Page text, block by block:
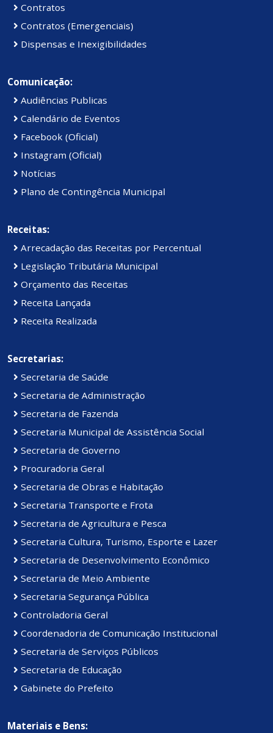
Contratos
Contratos (Emergenciais)
Dispensas e Inexigibilidades
Comunicação:
Audiências Publicas
Calendário de Eventos
Facebook (Oficial)
Instagram (Oficial)
Notícias
Plano de Contingência Municipal
Receitas:
Arrecadação das Receitas por Percentual
Legislação Tributária Municipal
Orçamento das Receitas
Receita Lançada
Receita Realizada
Secretarias:
Secretaria de Saúde
Secretaria de Administração
Secretaria de Fazenda
Secretaria Municipal de Assistência Social
Secretaria de Governo
Procuradoria Geral
Secretaria de Obras e Habitação
Secretaria Transporte e Frota
Secretaria de Agricultura e Pesca
Secretaria Cultura, Turismo, Esporte e Lazer
Secretaria de Desenvolvimento Econômico
Secretaria de Meio Ambiente
Secretaria Segurança Pública
Controladoria Geral
Coordenadoria de Comunicação Institucional
Secretaria de Serviços Públicos
Secretaria de Educação
Gabinete do Prefeito
Materiais e Bens: